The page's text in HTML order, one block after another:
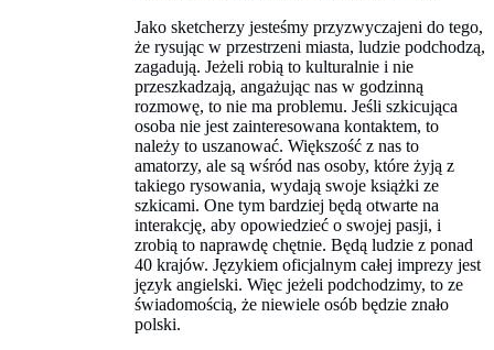
Jako sketcherzy jesteśmy przyzwyczajeni do tego,
że rysując w przestrzeni miasta, ludzie podchodzą,
zagadują. Jeżeli robią to kulturalnie i nie
przeszkadzają, angażując nas w godzinną
rozmowę, to nie ma problemu. Jeśli szkicująca
osoba nie jest zainteresowana kontaktem, to
należy to uszanować. Większość z nas to
amatorzy, ale są wśród nas osoby, które żyją z
takiego rysowania, wydają swoje książki ze
szkicami. One tym bardziej będą otwarte na
interakcję, aby opowiedzieć o swojej pasji, i
zrobią to naprawdę chętnie. Będą ludzie z ponad
40 krajów. Językiem oficjalnym całej imprezy jest
język angielski. Więc jeżeli podchodzimy, to ze
świadomością, że niewiele osób będzie znało
polski.